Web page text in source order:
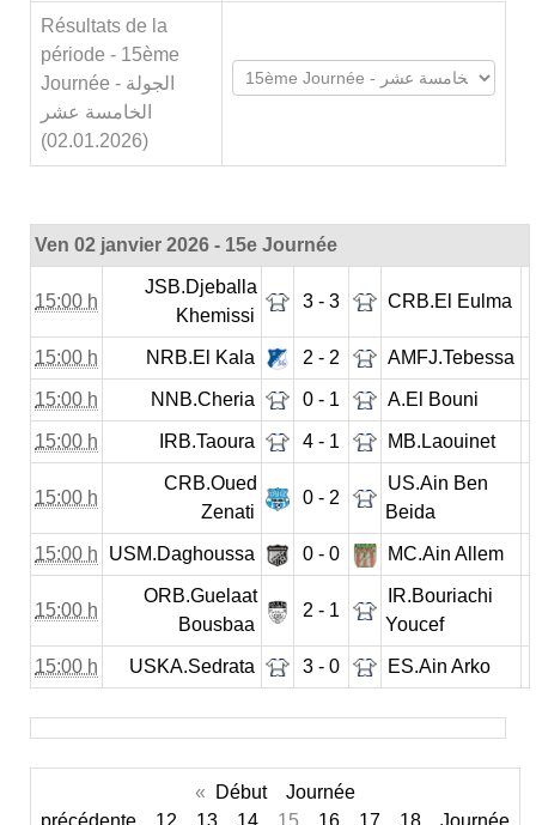
Résultats de la
période - 15ème
Journée - الجولة
الخامسة عشر
(02.01.2026)
Ven 02 janvier 2026 - 15e Journée
15:00 h
JSB.Djeballa
Khemissi
3 - 3 CRB.El Eulma
15:00 h NRB.El Kala 2 - 2 AMFJ.Tebessa
15:00 h NNB.Cheria 0 - 1 A.El Bouni
15:00 h IRB.Taoura 4 - 1 MB.Laouinet
15:00 h
CRB.Oued
Zenati
0 - 2
US.Ain Ben
Beida
15:00 h USM.Daghoussa 0 - 0 MC.Ain Allem
15:00 h
ORB.Guelaat
Bousbaa
2 - 1
IR.Bouriachi
Youcef
15:00 h USKA.Sedrata 3 - 0 ES.Ain Arko
« Début
Journée
précédente
12 13 14 15 16 17 18
Journée